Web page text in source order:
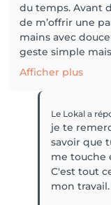
du temps. Avant
de m’offrir une
mains avec
geste simple
Afficher plus
Le Lokala
je te
savoir que
me touche
C'est tout
mon